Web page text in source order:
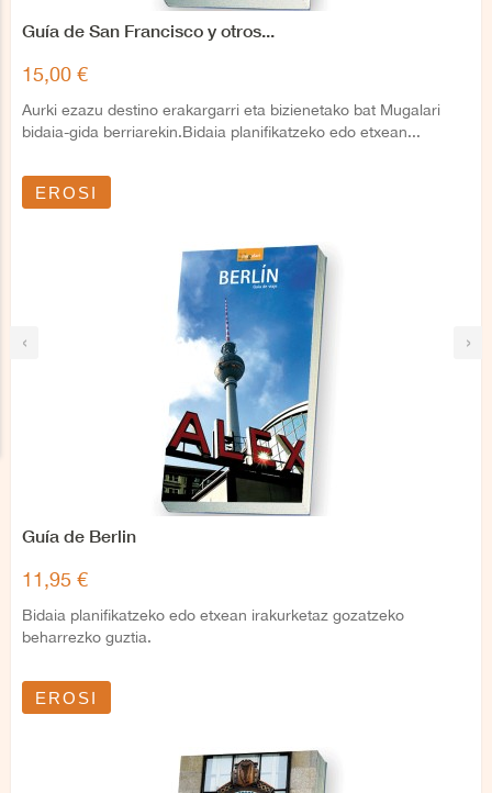
‹ ›
Guía de San Francisco y otros...
15,00 €
Aurki ezazu destino erakargarri eta bizienetako bat Mugalari
bidaia-gida berriarekin.Bidaia planifikatzeko edo etxean...
EROSI
Guía de Berlin
11,95 €
Bidaia planifikatzeko edo etxean irakurketaz gozatzeko
beharrezko guztia.
EROSI